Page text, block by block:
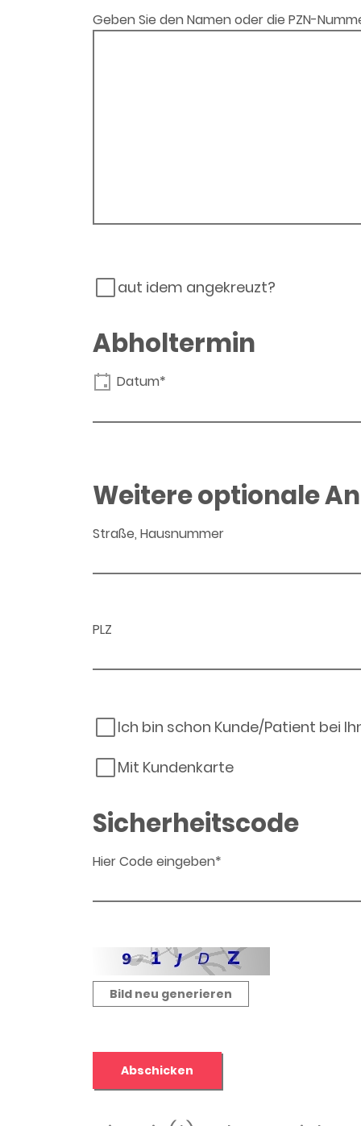
Geben Sie den Namen oder die PZN-
aut idem angekreuzt?
Abholtermin
Datum*
Weitere optionale
Straße, Hausnummer
PLZ
Ich bin schon Kunde/Patient bei
Mit Kundenkarte
Sicherheitscode
Hier Code eingeben*